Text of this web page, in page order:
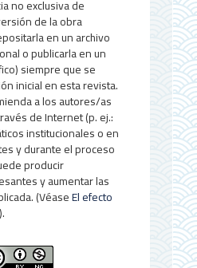
no exclusiva de
de la obra
en un archivo
o publicarla en un
siempre que se
inicial en esta revista.
a los autores/as
de Internet (p. ej.:
institucionales o en
y durante el proceso
producir
y aumentar las
(VéaseEl efecto
).